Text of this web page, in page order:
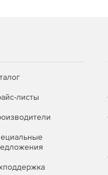
в трех
для открытых
учреждениях, а
защиты в
листы